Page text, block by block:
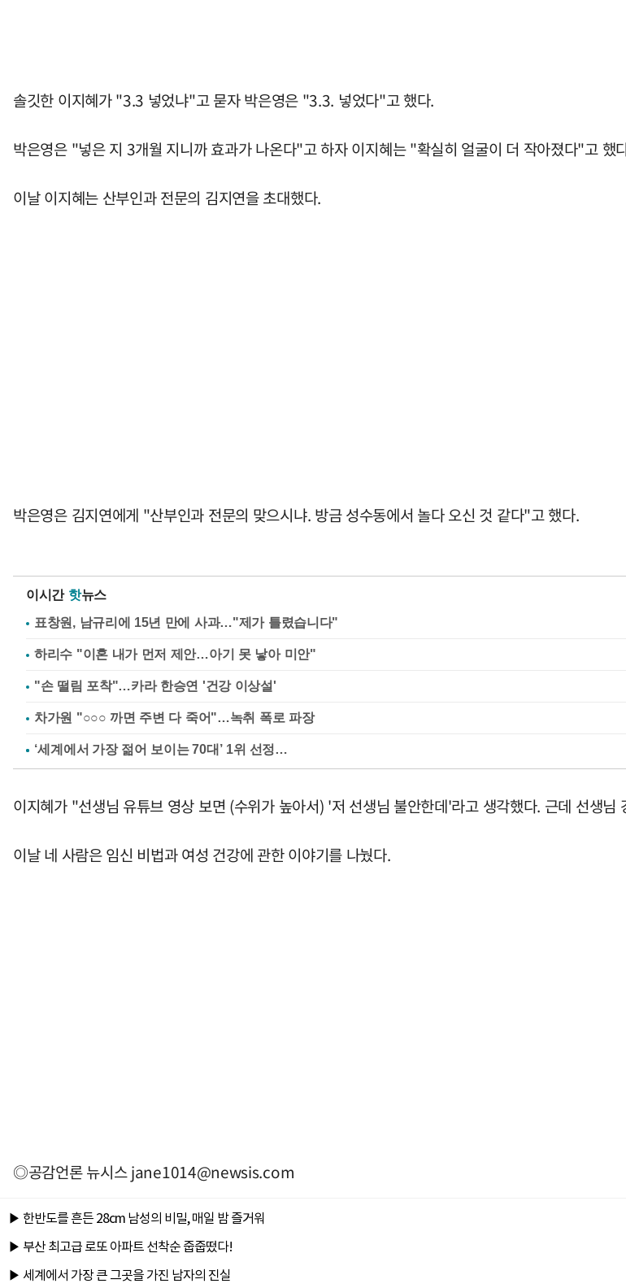
솔깃한 이지혜가 "3.3 넣었냐"고 묻자 박은영은 "3.3. 넣었다"고 했다.
박은영은 "넣은 지 3개월 지니까 효과가 나온다"고 하자 이지혜는 "확실히 얼굴이 더 작아졌다"고 했
이날 이지혜는 산부인과 전문의 김지연을 초대했다.
박은영은 김지연에게 "산부인과 전문의 맞으시냐. 방금 성수동에서 놀다 오신 것 같다"고 했다.
이시간 핫뉴스
표창원, 남규리에 15년 만에 사과…"제가 틀렸습니다"
하리수 "이혼 내가 먼저 제안…아기 못 낳아 미안"
"손 떨림 포착"…카라 한승연 '건강 이상설'
차가원 "○○○ 까면 주변 다 죽어"…녹취 폭로 파장
이지혜가 "선생님 유튜브 영상 보면 (수위가 높아서) '저 선생님 불안한데'라고 생각했다. 근데 선생
이날 네 사람은 임신 비법과 여성 건강에 관한 이야기를 나눴다.
◎공감언론 뉴시스jane1014@newsis.com